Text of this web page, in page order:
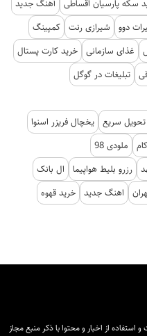
سکه پارسیان اقساطی آهنگ جدید
دوو شیرازی رنت کمپینگ
غذای سازمانی خرید کارت پستال
تبلیغات در گوگل
تحویل سریع یخچال فریزر اسنوا
ملودی 98
رزرو بلیط هواپیما
ال بانک
اهنگ جدید خرید قهوه
استفاده از اخبار و محتوا با ذکر منبع مجاز